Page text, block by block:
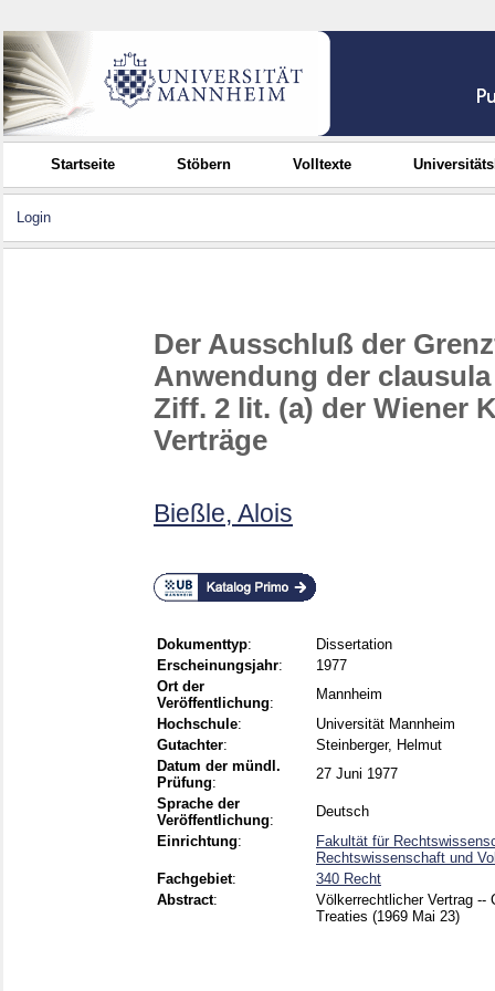
Startseite Stöbern Volltexte
Login
Der Ausschluß der
Anwendung der
Ziff. 2 lit. (a) der Wiener
Verträge
Bießle, Alois
Dokumenttyp:
Dissertation
Erscheinungsjahr:
1977
Ort der
Veröffentlichung:
Mannheim
Hochschule:
Universität Mannheim
Gutachter:
Steinberger, Helmut
Datum der mündl.
Prüfung:
27 Juni 1977
Sprache der
Veröffentlichung:
Deutsch
Einrichtung:
Fakultät für
Rechtswissenschaft und
Fachgebiet:
340 Recht
Abstract:
Völkerrechtlicher Vertrag --
Treaties (1969 Mai 23)